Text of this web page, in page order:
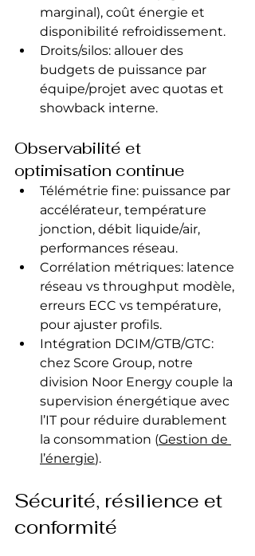
marginal), coût énergie et
disponibilité refroidissement.
Droits/silos: allouer des
budgets de puissance par
équipe/projet avec quotas et
showback interne.
Observabilité et
optimisation continue
Télémétrie fine: puissance par
accélérateur, température
jonction, débit liquide/air,
performances réseau.
Corrélation métriques: latence
réseau vs throughput modèle,
erreurs ECC vs température,
pour ajuster profils.
Intégration DCIM/GTB/GTC:
chez Score Group, notre
division Noor Energy couple la
supervision énergétique avec
l’IT pour réduire durablement
la consommation (Gestion de
l’énergie).
Sécurité, résilience et
conformité